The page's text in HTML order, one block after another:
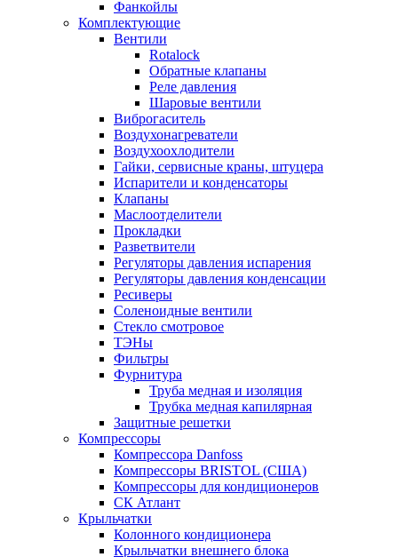
Фанкойлы
Комплектующие
Вентили
Rotalock
Обратные клапаны
Реле давления
Шаровые вентили
Виброгаситель
Воздухонагреватели
Воздухоохлодители
Гайки, сервисные краны, штуцера
Испарители и конденсаторы
Клапаны
Маслоотделители
Прокладки
Разветвители
Регуляторы давления испарения
Регуляторы давления конденсации
Ресиверы
Соленоидные вентили
Стекло смотровое
ТЭНы
Фильтры
Фурнитура
Труба медная и изоляция
Трубка медная капилярная
Защитные решетки
Компрессоры
Компрессора Danfoss
Компрессоры BRISTOL (США)
Компрессоры для кондиционеров
СК Атлант
Крыльчатки
Колонного кондиционера
Крыльчатки внешнего блока